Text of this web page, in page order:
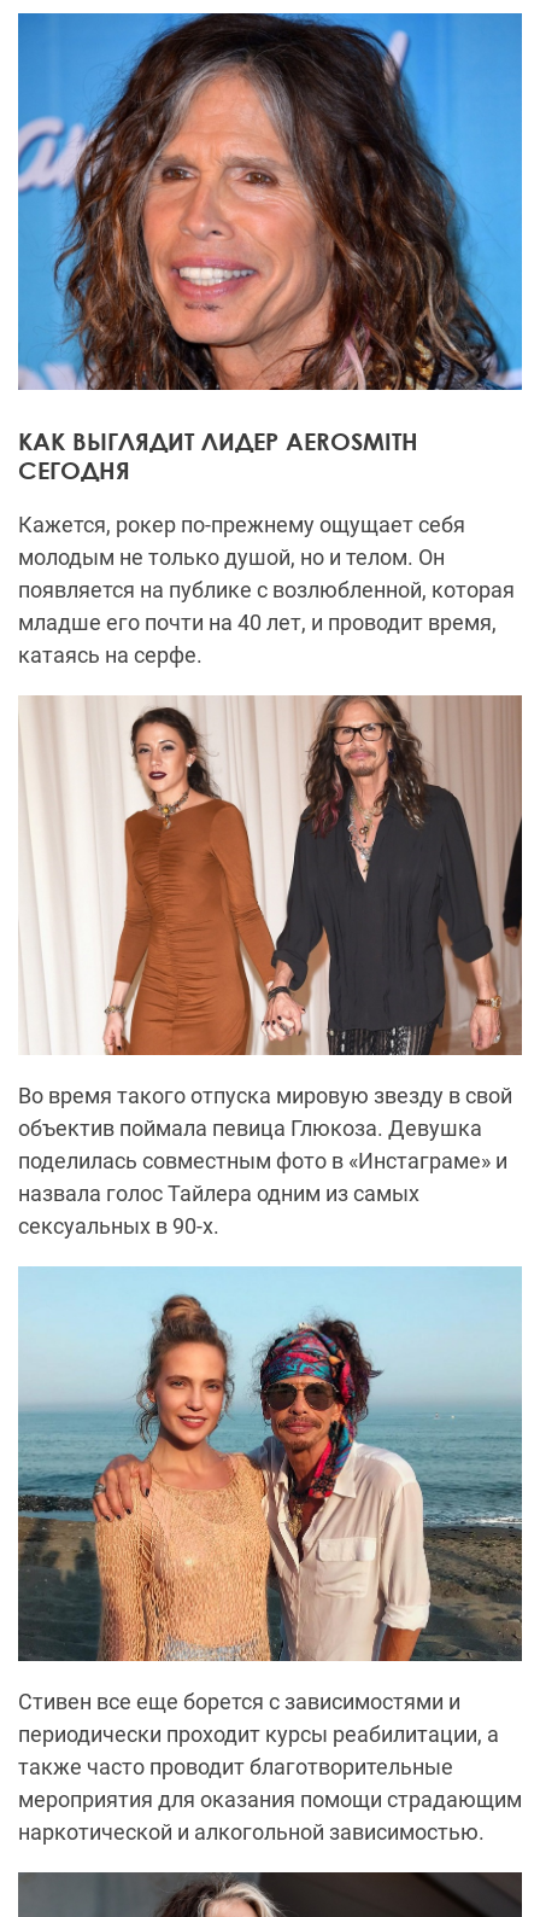
КАК ВЫГЛЯДИТ ЛИДЕР AEROSMITH
СЕГОДНЯ
Кажется, рокер по-прежнему ощущает себя
молодым не только душой, но и телом. Он
появляется на публике с возлюбленной, которая
младше его почти на 40 лет, и проводит время,
катаясь на серфе.
Во время такого отпуска мировую звезду в свой
объектив поймала певица Глюкоза. Девушка
поделилась совместным фото в «Инстаграме» и
назвала голос Тайлера одним из самых
сексуальных в 90-х.
Стивен все еще борется с зависимостями и
периодически проходит курсы реабилитации, а
также часто проводит благотворительные
мероприятия для оказания помощи страдающим
наркотической и алкогольной зависимостью.